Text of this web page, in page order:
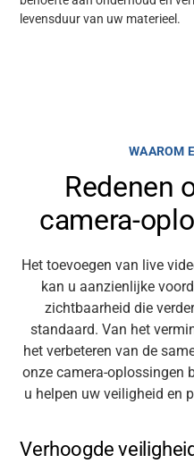
levensduur van uw materieel.
WAAROM
Redenen
camera-
Het toevoegen van live
kan u aanzienlijke
zichtbaarheid die
standaard. Van het
het verbeteren van de
onze camera-oplossingen
u helpen uw veiligheid en
Verhoogde